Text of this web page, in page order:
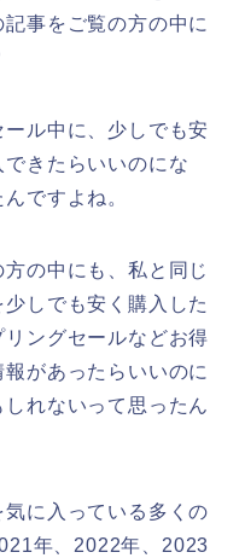
事をご覧の方の中に
ル中に、少しでも安
きたらいいのにな
ですよね。
の中にも、私と同じ
しでも安く購入した
ングセールなどお得
があったらいいのに
れないって思ったん
に入っている多くの
年、2022年、2023